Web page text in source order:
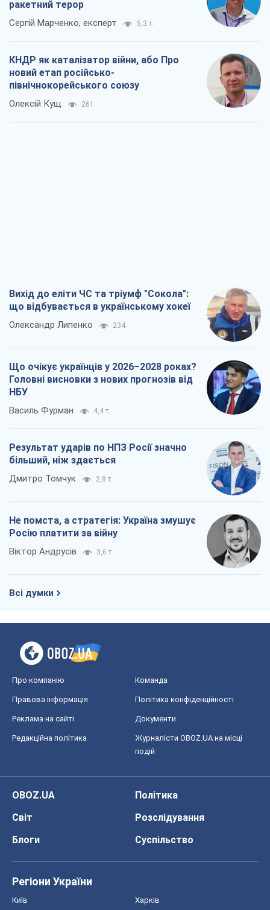
ракетний терор
Сергій Марченко, експерт 5,3 т.
КНДР як каталізатор війни, або Про
новий етап російсько-
північнокорейського союзу
Олексій Кущ 261
Вихід до еліти ЧС та тріумф "Сокола":
що відбувається в українському хокеї
Олександр Липенко 234
Що очікує українців у 2026–2028 роках?
Головні висновки з нових прогнозів від
НБУ
Василь Фурман 4,4 т.
Результат ударів по НПЗ Росії значно
більший, ніж здається
Дмитро Томчук 2,8 т.
Не помста, а стратегія: Україна змушує
Росію платити за війну
Віктор Андрусів 3,6 т.
Всі думки
Про компанію Команда
Правова інформація Політика конфіденційності
Реклама на сайті Документи
Редакційна політика
Журналісти OBOZ.UA на місці
подій
OBOZ.UA
Політика
Світ
Розслідування
Блоги
Суспільство
Регіони України
Київ Харків